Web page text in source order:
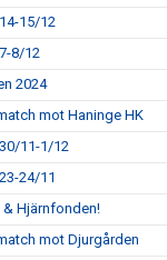
15/12
8/12
2024
mot Haninge HK
11-1/12
24/11
Hjärnfonden!
mot Djurgården